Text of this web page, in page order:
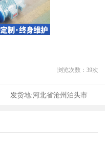
浏览次数： 39次
发货地:河北省沧州泊头市